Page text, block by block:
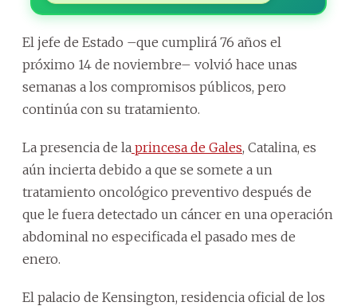
El jefe de Estado –que cumplirá 76 años el
próximo 14 de noviembre– volvió hace unas
semanas a los compromisos públicos, pero
continúa con su tratamiento.
La presencia de la princesa de Gales, Catalina, es
aún incierta debido a que se somete a un
tratamiento oncológico preventivo después de
que le fuera detectado un cáncer en una operación
abdominal no especificada el pasado mes de
enero.
El palacio de Kensington, residencia oficial de los